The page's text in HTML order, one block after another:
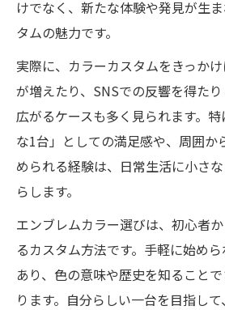
けでなく、新たな体験や発見が生
タムの魅力です。
実際に、カラーカスタムをきっか
が増えたり、SNSでの反響を得た
広がるケースも多く見られます。
な1台」としての満足感や、周囲か
められる経験は、日常生活に小さ
らします。
エンブレムカラー選びは、初心者
るカスタム方法です。手軽に始め
あり、色の意味や歴史を知ること
ります。自分らしい一台を目指し